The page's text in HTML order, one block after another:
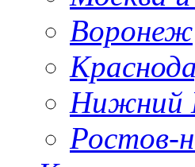
Воронеж
Нижний
Ростов-